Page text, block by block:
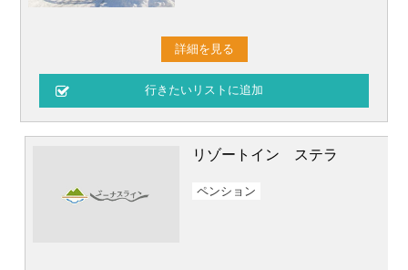
詳細を見る
リゾートイン ステラ
ペンション